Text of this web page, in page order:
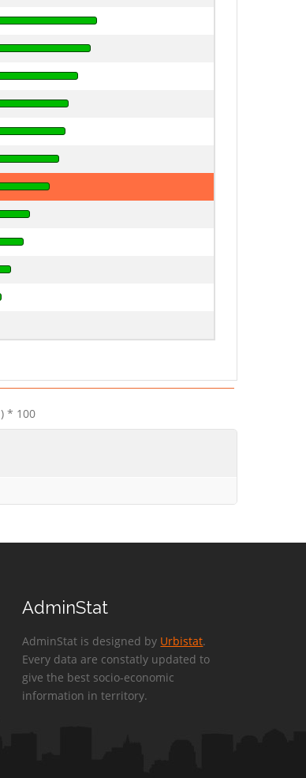
* 100
AdminStat
AdminStat is designed by Urbistat.
Every data are constatly updated to
give the best socio-economic
information in territory.